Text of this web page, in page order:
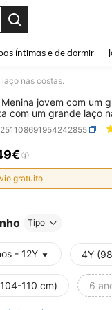
íntimas e de dormir
nas costas.
Menina jovem com um
com um grande laço
AND
gratuito
Tipo
- 12Y 4Y
110 cm) 6